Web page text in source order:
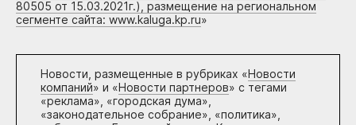
80505 от 15.03.2021г.), размещение на региональном
сегменте сайта: www.kaluga.kp.ru»
Новости, размещенные в рубриках «Новости
компаний» и «Новости партнеров» с тегами
«реклама», «городская дума»,
«законодательное собрание», «политика»,